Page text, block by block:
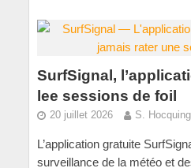
SurfSignal,
lee sessions de foil
20 juillet 2026 S.
L’application gratuite
surveillance de la météo et